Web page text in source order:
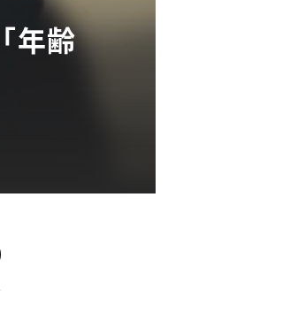
年齢